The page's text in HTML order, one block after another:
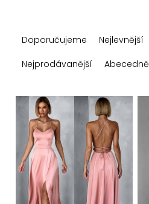
a
n
r
o
Doporučujeme Nejlevnější
Nejprodávanější
Abecedně
V
s